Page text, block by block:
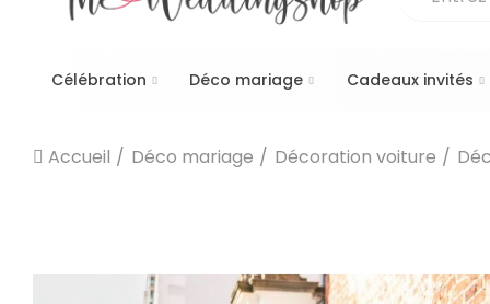
Célébration Déco mariage Cadeaux invités
Accueil Déco mariage Décoration voiture